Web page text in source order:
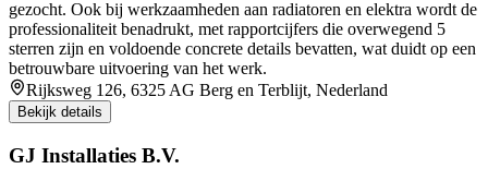
gezocht. Ook bij werkzaamheden aan radiatoren en elektra wordt de
professionaliteit benadrukt, met rapportcijfers die overwegend 5
sterren zijn en voldoende concrete details bevatten, wat duidt op een
betrouwbare uitvoering van het werk.
Rijksweg 126, 6325 AG Berg en Terblijt, Nederland
Bekijk details
GJ Installaties B.V.